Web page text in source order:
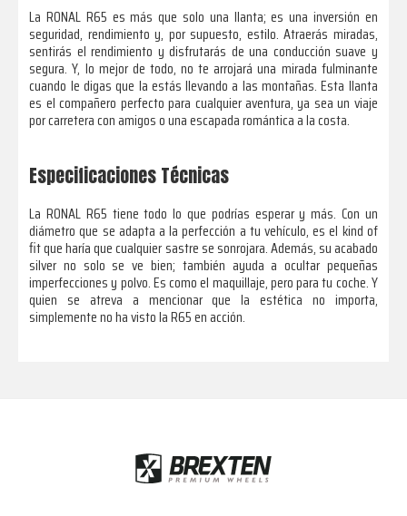
La RONAL R65 es más que solo una llanta; es una inversión en
seguridad, rendimiento y, por supuesto, estilo. Atraerás miradas,
sentirás el rendimiento y disfrutarás de una conducción suave y
segura. Y, lo mejor de todo, no te arrojará una mirada fulminante
cuando le digas que la estás llevando a las montañas. Esta llanta
es el compañero perfecto para cualquier aventura, ya sea un viaje
por carretera con amigos o una escapada romántica a la costa.
Especificaciones Técnicas
La RONAL R65 tiene todo lo que podrías esperar y más. Con un
diámetro que se adapta a la perfección a tu vehículo, es el kind of
fit que haría que cualquier sastre se sonrojara. Además, su acabado
silver no solo se ve bien; también ayuda a ocultar pequeñas
imperfecciones y polvo. Es como el maquillaje, pero para tu coche. Y
quien se atreva a mencionar que la estética no importa,
simplemente no ha visto la R65 en acción.